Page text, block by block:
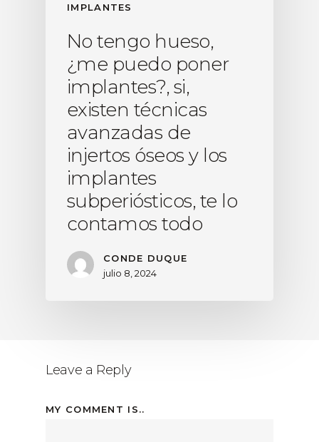
IMPLANTES
No tengo hueso,
¿me puedo poner
implantes?, si,
existen técnicas
avanzadas de
injertos óseos y los
implantes
subperiósticos, te lo
contamos todo
CONDE DUQUE
julio 8, 2024
Leave a Reply
MY COMMENT IS..